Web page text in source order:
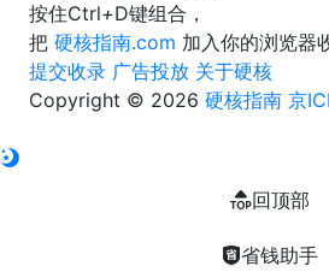
按住Ctrl+D键组合，
把 硬核指南.com 加入你的浏览器
提交收录 广告投放 关于硬核
Copyright © 2026 硬核指南 京
回顶部
省钱助手